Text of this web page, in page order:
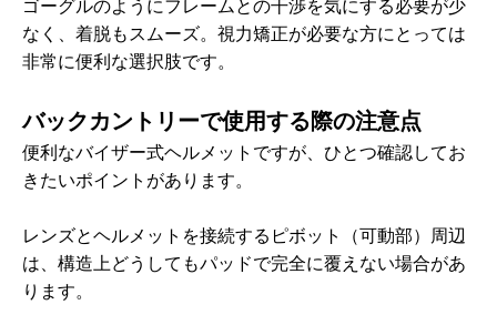
ゴーグルのようにフレームとの干渉を気にする必要が少
なく、着脱もスムーズ。視力矯正が必要な方にとっては
非常に便利な選択肢です。
バックカントリーで使用する際の注意点
便利なバイザー式ヘルメットですが、ひとつ確認してお
きたいポイントがあります。
レンズとヘルメットを接続するピボット（可動部）周辺
は、構造上どうしてもパッドで完全に覆えない場合があ
ります。